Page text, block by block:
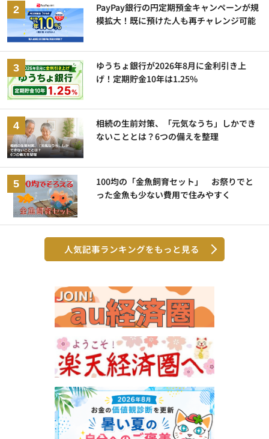
PayPay銀行の円定期預金キャンペーンが規
模拡大！既に預けた人も再チャレンジ可能
ゆうちょ銀行が2026年8月に金利引き上
げ！定期貯金10年は1.25%
相続の生前対策、「元気なうち」しかでき
ないこととは？6つの備えを整理
100均の「金魚飼育セット」 お祭りでと
った金魚も少ない費用で住みやすく
人気記事ランキングをもっと見る